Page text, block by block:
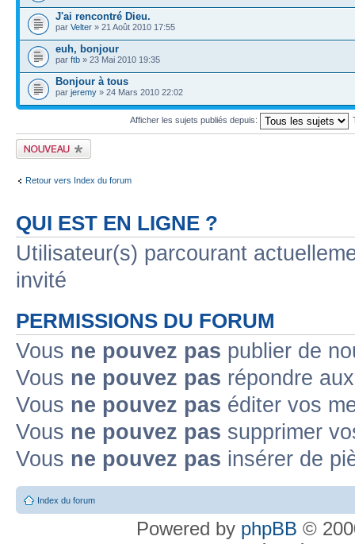
J'ai rencontré Dieu.
par Velter » 21 Août 2010 17:55
euh, bonjour
par ftb » 23 Mai 2010 19:35
Bonjour à tous
par jeremy » 24 Mars 2010 22:02
Afficher les sujets publiés depuis:
Publier un nouveau
sujet
Retour vers Index du forum
QUI EST EN LIGNE ?
Utilisateur(s) parcourant
invité
PERMISSIONS DU FORUM
Vous ne pouvez pas publier de
Vous ne pouvez pas répondre
Vous ne pouvez pas éditer vos
Vous ne pouvez pas supprimer
Vous ne pouvez pas insérer de
Index du forum
Powered by phpBB ©